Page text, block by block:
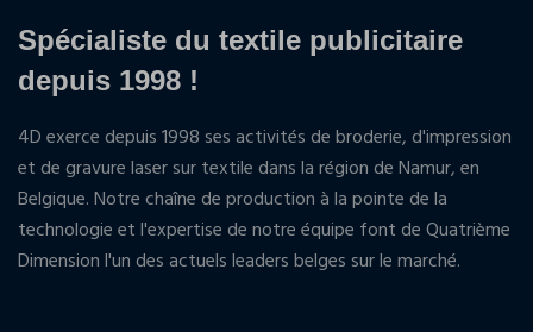
Spécialiste du textile publicitaire
depuis 1998 !
4D exerce depuis 1998 ses activités de broderie, d'impression
et de gravure laser sur textile dans la région de Namur, en
Belgique. Notre chaîne de production à la pointe de la
technologie et l'expertise de notre équipe font de Quatrième
Dimension l'un des actuels leaders belges sur le marché.